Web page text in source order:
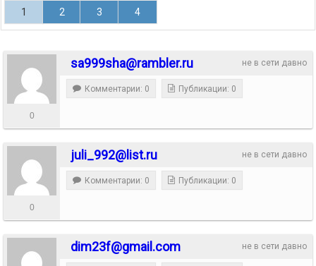
1 2 3 4
не в сети давно
sa999sha@rambler.ru
0
Комментарии: 0 Публикации: 0
не в сети давно
juli_992@list.ru
0
Комментарии: 0 Публикации: 0
не в сети давно
dim23f@gmail.com